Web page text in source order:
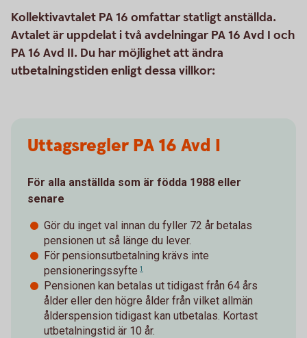
Kollektivavtalet PA 16 omfattar statligt anställda.
Avtalet är uppdelat i två avdelningar PA 16 Avd I och
PA 16 Avd II. Du har möjlighet att ändra
utbetalningstiden enligt dessa villkor:
Uttagsregler PA 16 Avd I
För alla anställda som är födda 1988 eller
senare
Gör du inget val innan du fyller 72 år betalas
pensionen ut så länge du lever.
För pensionsutbetalning krävs inte
pensioneringssyfte 1
Pensionen kan betalas ut tidigast från 64 års
ålder eller den högre ålder från vilket allmän
ålderspension tidigast kan utbetalas. Kortast
utbetalningstid är 10 år.